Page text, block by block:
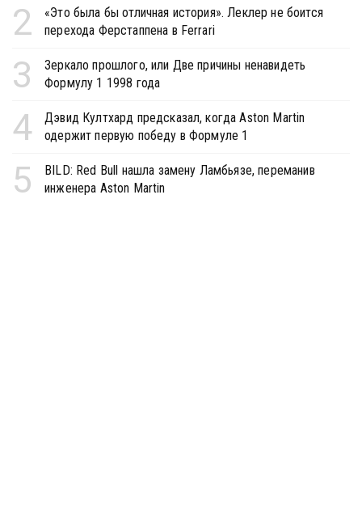
2
«Это была бы отличная история». Леклер не боится
перехода Ферстаппена в Ferrari
3
Зеркало прошлого, или Две причины ненавидеть
Формулу 1 1998 года
4
Дэвид Култхард предсказал, когда Aston Martin
одержит первую победу в Формуле 1
5
BILD: Red Bull нашла замену Ламбьязе, переманив
инженера Aston Martin